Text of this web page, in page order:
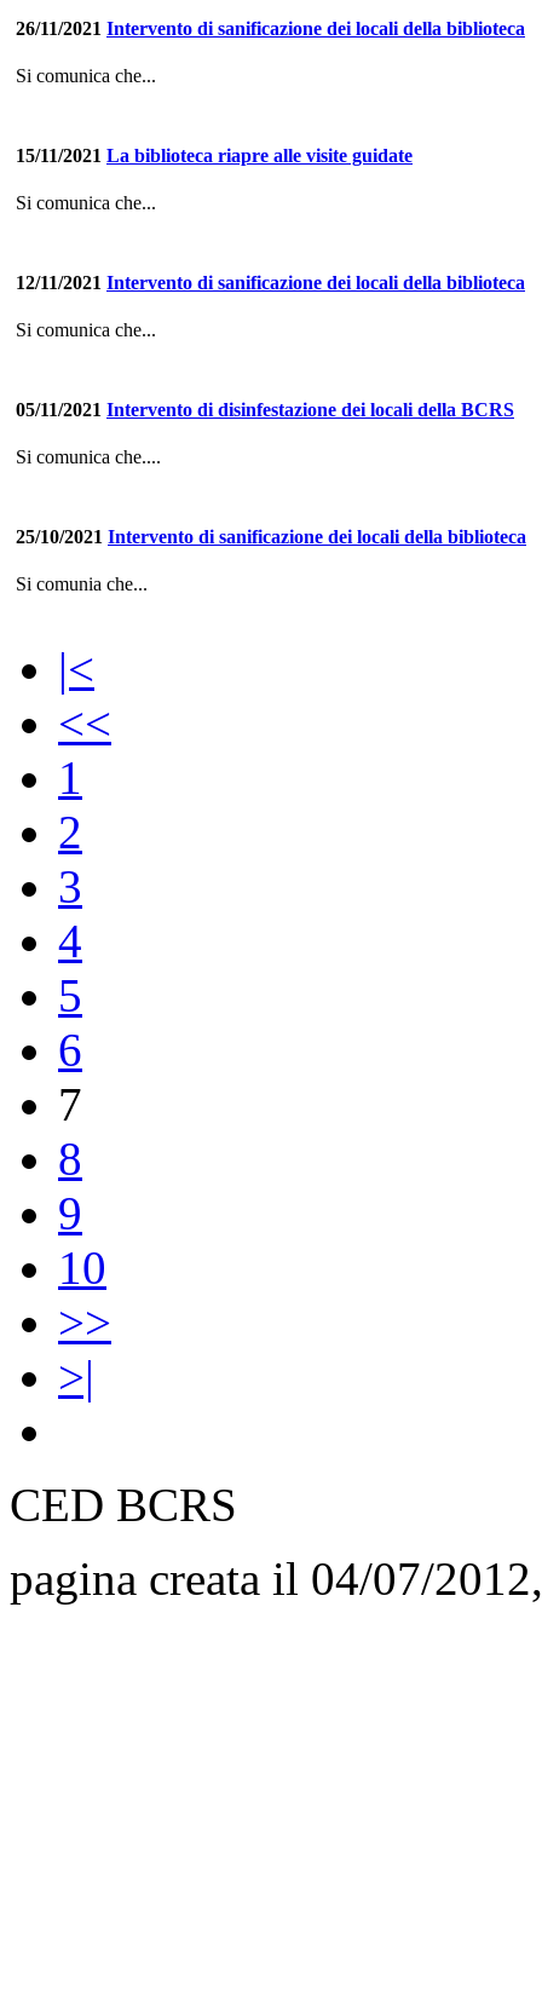
26/11/2021 Intervento di sanificazione dei locali della biblioteca
Si comunica che...
15/11/2021 La biblioteca riapre alle visite guidate
Si comunica che...
12/11/2021 Intervento di sanificazione dei locali della biblioteca
Si comunica che...
05/11/2021 Intervento di disinfestazione dei locali della BCRS
Si comunica che....
25/10/2021 Intervento di sanificazione dei locali della biblioteca
Si comunia che...
|<
<<
1
2
3
4
5
6
7
8
9
10
>>
>|
CED BCRS
pagina creata il 04/07/